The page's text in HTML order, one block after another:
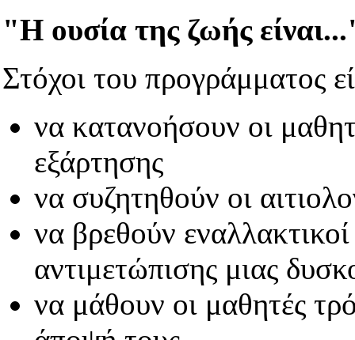
"Η ουσία της ζωής
Στόχοι του προγράμματος
να κατανοήσουν οι
εξάρτησης
να συζητηθούν οι
να βρεθούν
αντιμετώπισης μιας
να μάθουν οι μαθητές